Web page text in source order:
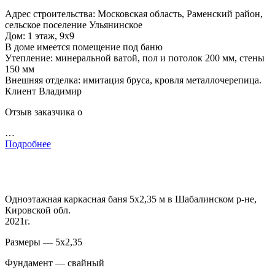
Адрес строительства: Московская область, Раменский район,
сельское поселение Ульянинское
Дом: 1 этаж, 9х9
В доме имеется помещение под баню
Утепление: минеральной ватой, пол и потолок 200 мм, стены
150 мм
Внешняя отделка: имитация бруса, кровля металлочерепица.
Клиент Владимир
Отзыв заказчика о
…
Подробнее
Одноэтажная каркасная баня 5х2,35 м в Шабалинском р-не,
Кировской обл.
2021г.
Размеры — 5х2,35
Фундамент — свайный